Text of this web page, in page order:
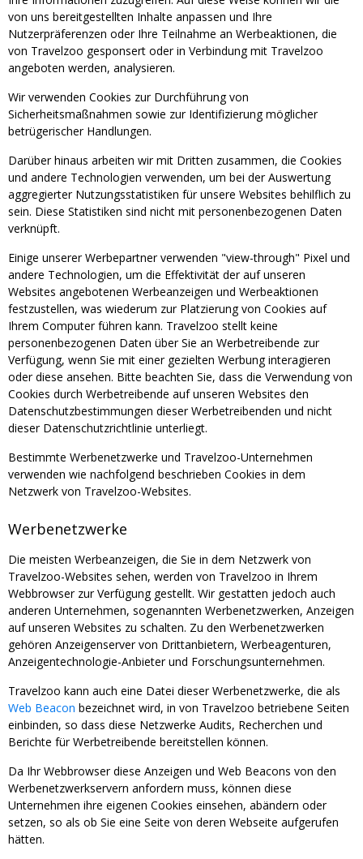
von uns bereitgestellten Inhalte anpassen und Ihre
Nutzerpräferenzen oder Ihre Teilnahme an Werbeaktionen, die
von Travelzoo gesponsert oder in Verbindung mit Travelzoo
angeboten werden, analysieren.
Wir verwenden Cookies zur Durchführung von
Sicherheitsmaßnahmen sowie zur Identifizierung möglicher
betrügerischer Handlungen.
Darüber hinaus arbeiten wir mit Dritten zusammen, die Cookies
und andere Technologien verwenden, um bei der Auswertung
aggregierter Nutzungsstatistiken für unsere Websites behilflich zu
sein. Diese Statistiken sind nicht mit personenbezogenen Daten
verknüpft.
Einige unserer Werbepartner verwenden "view-through" Pixel und
andere Technologien, um die Effektivität der auf unseren
Websites angebotenen Werbeanzeigen und Werbeaktionen
festzustellen, was wiederum zur Platzierung von Cookies auf
Ihrem Computer führen kann. Travelzoo stellt keine
personenbezogenen Daten über Sie an Werbetreibende zur
Verfügung, wenn Sie mit einer gezielten Werbung interagieren
oder diese ansehen. Bitte beachten Sie, dass die Verwendung von
Cookies durch Werbetreibende auf unseren Websites den
Datenschutzbestimmungen dieser Werbetreibenden und nicht
dieser Datenschutzrichtlinie unterliegt.
Bestimmte Werbenetzwerke und Travelzoo-Unternehmen
verwenden wie nachfolgend beschrieben Cookies in dem
Netzwerk von Travelzoo-Websites.
Werbenetzwerke
Die meisten Werbeanzeigen, die Sie in dem Netzwerk von
Travelzoo-Websites sehen, werden von Travelzoo in Ihrem
Webbrowser zur Verfügung gestellt. Wir gestatten jedoch auch
anderen Unternehmen, sogenannten Werbenetzwerken, Anzeigen
auf unseren Websites zu schalten. Zu den Werbenetzwerken
gehören Anzeigenserver von Drittanbietern, Werbeagenturen,
Anzeigentechnologie-Anbieter und Forschungsunternehmen.
Travelzoo kann auch eine Datei dieser Werbenetzwerke, die als
Web Beacon bezeichnet wird, in von Travelzoo betriebene Seiten
einbinden, so dass diese Netzwerke Audits, Recherchen und
Berichte für Werbetreibende bereitstellen können.
Da Ihr Webbrowser diese Anzeigen und Web Beacons von den
Werbenetzwerkservern anfordern muss, können diese
Unternehmen ihre eigenen Cookies einsehen, abändern oder
setzen, so als ob Sie eine Seite von deren Webseite aufgerufen
hätten.